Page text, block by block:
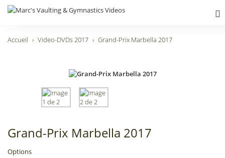
Accueil Video-DVDs 2017 Grand-Prix Marbella 2017
Grand-Prix Marbella 2017
Options